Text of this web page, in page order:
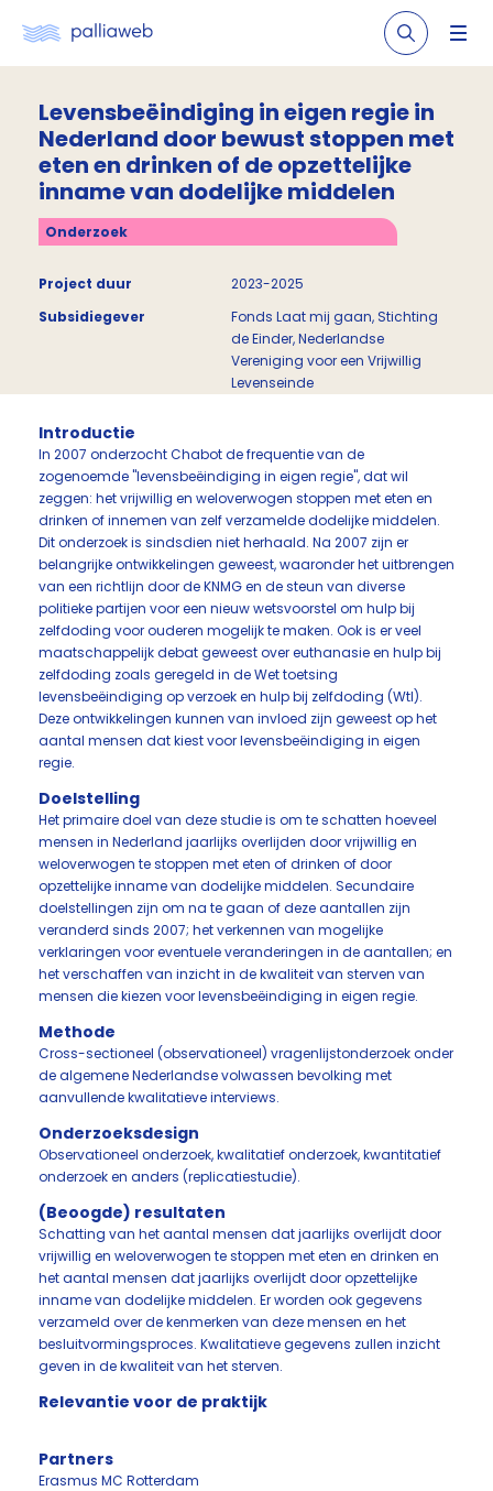
Levensbeëindiging in eigen regie in
Nederland door bewust stoppen met
eten en drinken of de opzettelijke
inname van dodelijke middelen
Onderzoek
Project duur
2023-2025
Subsidiegever
Fonds Laat mij gaan, Stichting
de Einder, Nederlandse
Vereniging voor een Vrijwillig
Levenseinde
Introductie
In 2007 onderzocht Chabot de frequentie van de
zogenoemde "levensbeëindiging in eigen regie", dat wil
zeggen: het vrijwillig en weloverwogen stoppen met eten en
drinken of innemen van zelf verzamelde dodelijke middelen.
Dit onderzoek is sindsdien niet herhaald. Na 2007 zijn er
belangrijke ontwikkelingen geweest, waaronder het uitbrengen
van een richtlijn door de KNMG en de steun van diverse
politieke partijen voor een nieuw wetsvoorstel om hulp bij
zelfdoding voor ouderen mogelijk te maken. Ook is er veel
maatschappelijk debat geweest over euthanasie en hulp bij
zelfdoding zoals geregeld in de Wet toetsing
levensbeëindiging op verzoek en hulp bij zelfdoding (Wtl).
Deze ontwikkelingen kunnen van invloed zijn geweest op het
aantal mensen dat kiest voor levensbeëindiging in eigen
regie.
Doelstelling
Het primaire doel van deze studie is om te schatten hoeveel
mensen in Nederland jaarlijks overlijden door vrijwillig en
weloverwogen te stoppen met eten of drinken of door
opzettelijke inname van dodelijke middelen. Secundaire
doelstellingen zijn om na te gaan of deze aantallen zijn
veranderd sinds 2007; het verkennen van mogelijke
verklaringen voor eventuele veranderingen in de aantallen; en
het verschaffen van inzicht in de kwaliteit van sterven van
mensen die kiezen voor levensbeëindiging in eigen regie.
Methode
Cross-sectioneel (observationeel) vragenlijstonderzoek onder
de algemene Nederlandse volwassen bevolking met
aanvullende kwalitatieve interviews.
Onderzoeksdesign
Observationeel onderzoek, kwalitatief onderzoek, kwantitatief
onderzoek en anders (replicatiestudie).
(Beoogde) resultaten
Schatting van het aantal mensen dat jaarlijks overlijdt door
vrijwillig en weloverwogen te stoppen met eten en drinken en
het aantal mensen dat jaarlijks overlijdt door opzettelijke
inname van dodelijke middelen. Er worden ook gegevens
verzameld over de kenmerken van deze mensen en het
besluitvormingsproces. Kwalitatieve gegevens zullen inzicht
geven in de kwaliteit van het sterven.
Relevantie voor de praktijk
Partners
Erasmus MC Rotterdam